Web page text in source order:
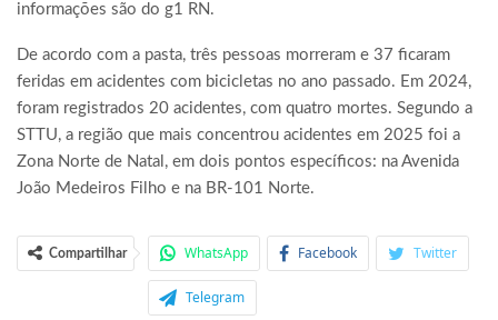
informações são do g1 RN.
De acordo com a pasta, três pessoas morreram e 37 ficaram
feridas em acidentes com bicicletas no ano passado. Em 2024,
foram registrados 20 acidentes, com quatro mortes. Segundo a
STTU, a região que mais concentrou acidentes em 2025 foi a
Zona Norte de Natal, em dois pontos específicos: na Avenida
João Medeiros Filho e na BR-101 Norte.
Compartilhar WhatsApp Facebook Twitter
Telegram